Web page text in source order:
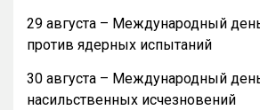
29 августа – Международный
против ядерных испытаний
30 августа – Международный
насильственных исчезновений